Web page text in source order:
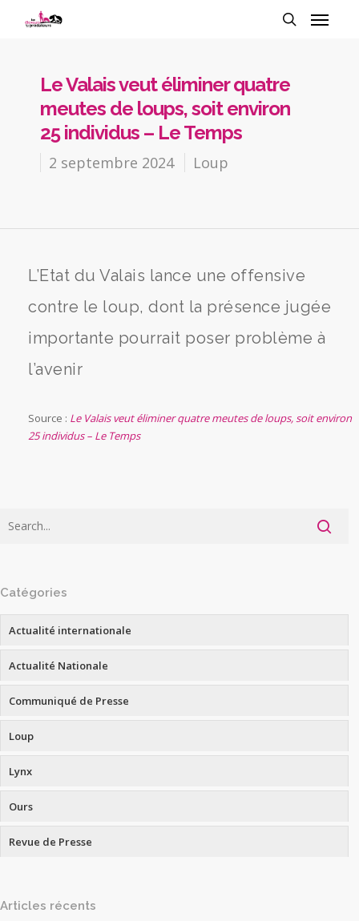
Le Valais veut éliminer quatre
meutes de loups, soit environ
25 individus – Le Temps
2 septembre 2024 Loup
L’Etat du Valais lance une offensive
contre le loup, dont la présence jugée
importante pourrait poser problème à
l’avenir
Source : Le Valais veut éliminer quatre meutes de loups, soit environ
25 individus – Le Temps
Catégories
Actualité internationale
Actualité Nationale
Communiqué de Presse
Loup
Lynx
Ours
Revue de Presse
Articles récents